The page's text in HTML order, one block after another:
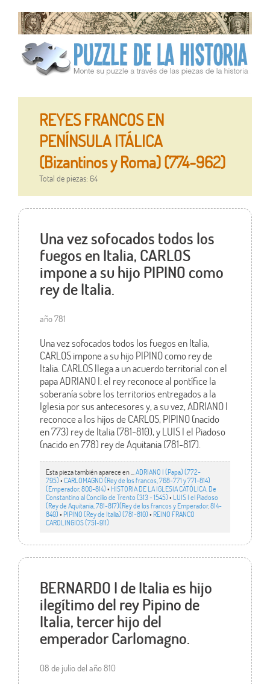
REYES FRANCOS EN
PENÍNSULA ITÁLICA
(Bizantinos y Roma) (774-962)
Total de piezas: 64
Una vez sofocados todos los
fuegos en Italia, CARLOS
impone a su hijo PIPINO como
rey de Italia.
año 781
Una vez sofocados todos los fuegos en Italia,
CARLOS impone a su hijo PIPINO como rey de
Italia. CARLOS llega a un acuerdo territorial con el
papa ADRIANO I: el rey reconoce al pontífice la
soberanía sobre los territorios entregados a la
Iglesia por sus antecesores y, a su vez, ADRIANO I
reconoce a los hijos de CARLOS, PIPINO (nacido
en 773) rey de Italia (781-810), y LUIS I el Piadoso
(nacido en 778) rey de Aquitania (781-817).
Esta pieza también aparece en ... ADRIANO I (Papa) (772-
795)•CARLOMAGNO (Rey de los francos, 768-771 y 771-814)
(Emperador, 800-814)• HISTORIA DE LA IGLESIA CATÓLICA. De
Constantino al Concilio de Trento (313 - 1545)• LUIS I el Piadoso
(Rey de Aquitania, 781-817)(Rey de los francos y Emperador, 814-
840)• PIPINO (Rey de Italia) (781-810)• REINO FRANCO
CAROLINGIOS (751-911)
BERNARDO I de Italia es hijo
ilegítimo del rey Pipino de
Italia, tercer hijo del
emperador Carlomagno.
08 de julio del año 810